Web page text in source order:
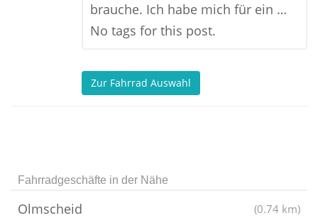
brauche. Ich habe mich für ein …
No tags for this post.
Zur Fahrrad Auswahl
Fahrradgeschäfte in der Nähe
Olmscheid (0.74 km)